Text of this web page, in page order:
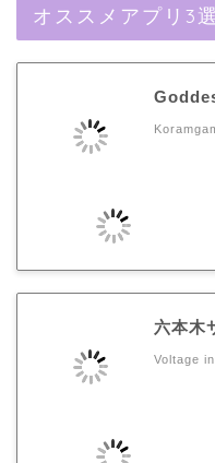
オススメアプリ3選
六本木
Voltage